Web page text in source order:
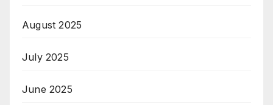
August 2025
July 2025
June 2025